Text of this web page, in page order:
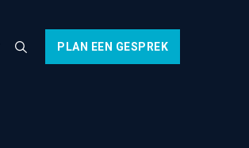
PLAN EEN GESPREK